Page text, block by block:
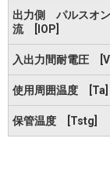
出力側 パルスオ
流 [IOP]
入出力間耐電圧
使用周囲温度 [Ta]
保管温度 [Tstg]